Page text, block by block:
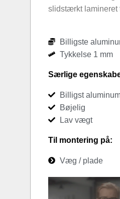
slidstærkt lamineret
Billigste
Tykkelse 1 mm
Særlige
Billigst
Bøjelig
Lav vægt
Til montering på:
Væg / plade